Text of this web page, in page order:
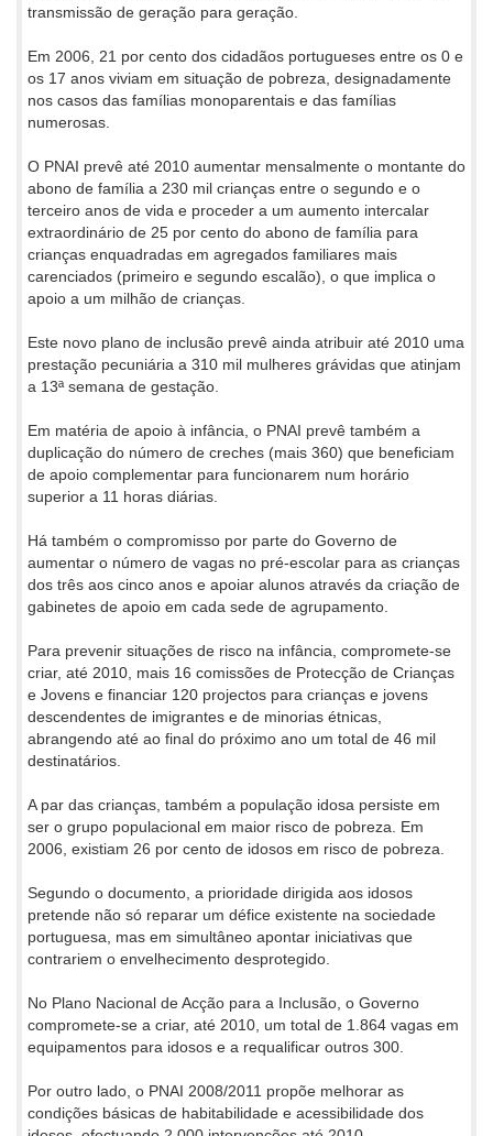
transmissão de geração para geração.
Em 2006, 21 por cento dos cidadãos portugueses entre os 0 e
os 17 anos viviam em situação de pobreza, designadamente
nos casos das famílias monoparentais e das famílias
numerosas.
O PNAI prevê até 2010 aumentar mensalmente o montante do
abono de família a 230 mil crianças entre o segundo e o
terceiro anos de vida e proceder a um aumento intercalar
extraordinário de 25 por cento do abono de família para
crianças enquadradas em agregados familiares mais
carenciados (primeiro e segundo escalão), o que implica o
apoio a um milhão de crianças.
Este novo plano de inclusão prevê ainda atribuir até 2010 uma
prestação pecuniária a 310 mil mulheres grávidas que atinjam
a 13ª semana de gestação.
Em matéria de apoio à infância, o PNAI prevê também a
duplicação do número de creches (mais 360) que beneficiam
de apoio complementar para funcionarem num horário
superior a 11 horas diárias.
Há também o compromisso por parte do Governo de
aumentar o número de vagas no pré-escolar para as crianças
dos três aos cinco anos e apoiar alunos através da criação de
gabinetes de apoio em cada sede de agrupamento.
Para prevenir situações de risco na infância, compromete-se
criar, até 2010, mais 16 comissões de Protecção de Crianças
e Jovens e financiar 120 projectos para crianças e jovens
descendentes de imigrantes e de minorias étnicas,
abrangendo até ao final do próximo ano um total de 46 mil
destinatários.
A par das crianças, também a população idosa persiste em
ser o grupo populacional em maior risco de pobreza. Em
2006, existiam 26 por cento de idosos em risco de pobreza.
Segundo o documento, a prioridade dirigida aos idosos
pretende não só reparar um défice existente na sociedade
portuguesa, mas em simultâneo apontar iniciativas que
contrariem o envelhecimento desprotegido.
No Plano Nacional de Acção para a Inclusão, o Governo
compromete-se a criar, até 2010, um total de 1.864 vagas em
equipamentos para idosos e a requalificar outros 300.
Por outro lado, o PNAI 2008/2011 propõe melhorar as
condições básicas de habitabilidade e acessibilidade dos